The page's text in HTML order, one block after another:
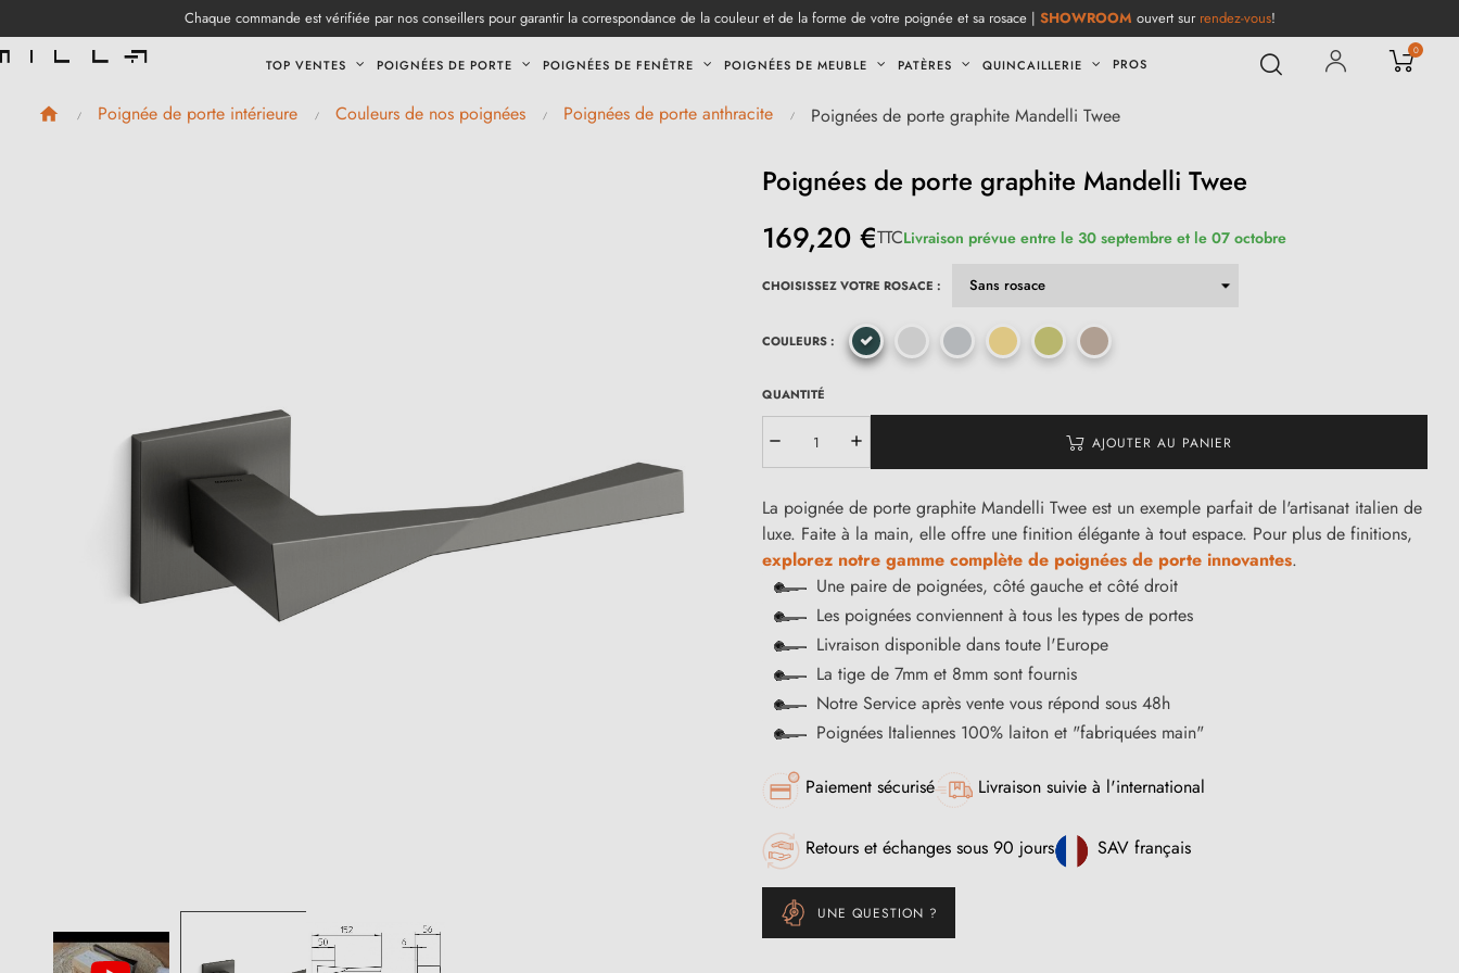
Chaque commande est vérifiée par nos conseillers pour garantir la correspondance de la couleur et de la forme de votre poignée et sa rosace | SHOWROOM ouvert sur rendez-vous!
TOP VENTES POIGNÉES DE PORTE POIGNÉES DE FENÊTRE POIGNÉES DE MEUBLE PATÈRES QUINCAILLERIE PROS
0
Poignée de porte intérieure Couleurs de nos poignées Poignées de porte anthracite Poignées de porte graphite Mandelli Twee
Poignées de porte graphite Mandelli Twee
169,20 €TTCLivraison prévue entre le 30 septembre et le 07 octobre
CHOISISSEZ VOTRE ROSACE :
COULEURS :
QUANTITÉ
AJOUTER AU PANIER
La poignée de porte graphite Mandelli Twee est un exemple parfait de l'artisanat italien de
luxe. Faite à la main, elle offre une finition élégante à tout espace. Pour plus de finitions,
explorez notre gamme complète de poignées de porte innovantes.
Une paire de poignées, côté gauche et côté droit
Les poignées conviennent à tous les types de portes
Livraison disponible dans toute l'Europe
La tige de 7mm et 8mm sont fournis
Notre Service après vente vous répond sous 48h
Poignées Italiennes 100% laiton et "fabriquées main"
Paiement sécurisé Livraison suivie à l'international
Retours et échanges sous 90 jours SAV français
UNE QUESTION ?